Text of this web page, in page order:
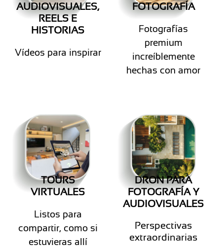
AUDIOVISUALES,
REELS E
HISTORIAS
Vídeos para inspirar
FOTOGRAFÍA
Fotografías
premium
increíblemente
hechas con amor
TOURS
VIRTUALES
Listos para
compartir, como si
estuvieras allí
DRON PARA
FOTOGRAFÍA Y
AUDIOVISUALES
Perspectivas
extraordinarias